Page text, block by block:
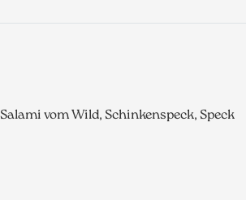
vom Wild, Schinkenspeck, Speck